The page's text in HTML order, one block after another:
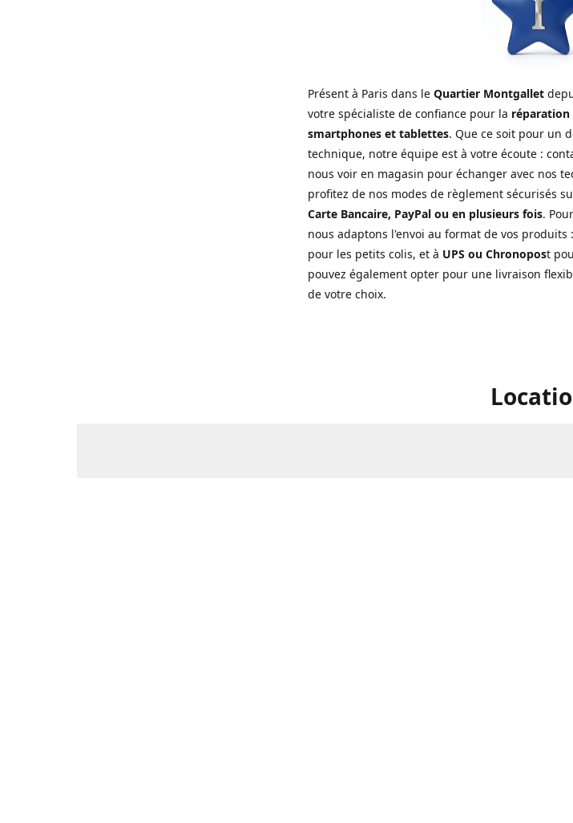
Présent à Paris dans le Quartier Montgallet
votre spécialiste de confiance pour la réparation
smartphones et tablettes. Que ce soit pour un
technique, notre équipe est à votre écoute :
nous voir en magasin pour échanger avec nos
profitez de nos modes de règlement sécurisés
Carte Bancaire, PayPal ou en plusieurs fois.
nous adaptons l'envoi au format de vos produits
pour les petits colis, et à UPS ou Chronopost
pouvez également opter pour une livraison
de votre choix.